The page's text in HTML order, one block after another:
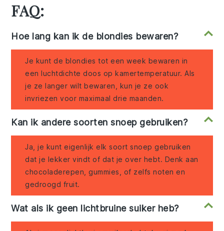
FAQ:
Hoe lang kan ik de blondies bewaren?
Je kunt de blondies tot een week bewaren in
een luchtdichte doos op kamertemperatuur. Als
je ze langer wilt bewaren, kun je ze ook
invriezen voor maximaal drie maanden.
Kan ik andere soorten snoep gebruiken?
Ja, je kunt eigenlijk elk soort snoep gebruiken
dat je lekker vindt of dat je over hebt. Denk aan
chocoladerepen, gummies, of zelfs noten en
gedroogd fruit.
Wat als ik geen lichtbruine suiker heb?